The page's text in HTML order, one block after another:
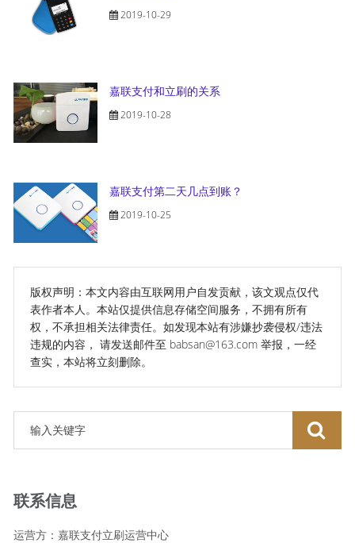
2019-10-29
嘉联支付和立刷的关系
2019-10-28
嘉联支付第二天几点到账？
2019-10-25
版权声明：本文内容由互联网用户自发贡献，该文观点仅代
表作者本人。本站仅提供信息存储空间服务，不拥有所有
权，不承担相关法律责任。如发现本站有涉嫌抄袭侵权/违法
违规的内容， 请发送邮件至 babsan@163.com 举报，一经
查实，本站将立刻删除。
联系信息
运营方：嘉联支付立刷运营中心